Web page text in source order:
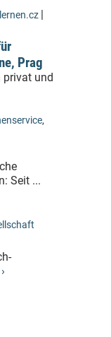
|
Prag
privat und
,
Seit ...